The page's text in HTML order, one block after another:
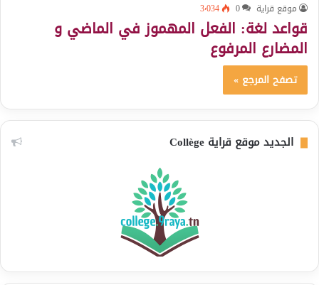
موقع قراية 0 3٬034
قواعد لغة: الفعل المهموز في الماضي و
المضارع المرفوع
تصفح المرجع »
الجديد موقع قراية Collège